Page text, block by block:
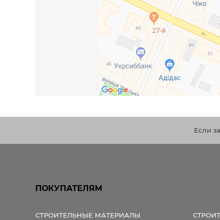
Если
ПОКУПАТЕЛЯМ
СТРОИТЕЛЬНЫЕ МАТЕРИАЛЫ